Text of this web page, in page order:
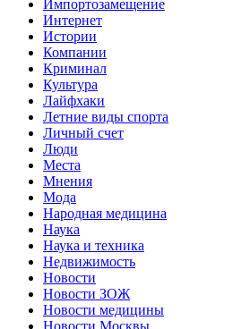
Импортозамещение
Интернет
Истории
Компании
Криминал
Культура
Лайфхаки
Летние виды спорта
Личный счет
Люди
Места
Мнения
Мода
Народная медицина
Наука
Наука и техника
Недвижимость
Новости
Новости ЗОЖ
Новости медицины
Новости Москвы